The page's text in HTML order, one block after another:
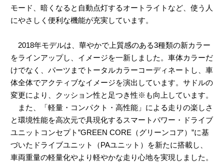
モード、暗くなると自動点灯するオートライトなど、使う人
にやさしく便利な機能が充実しています。
2018年モデルは、華やかで上質感のある3種類の新カラー
をラインアップし、イメージを一新しました。車体カラーだ
けでなく、パーツまでトータルカラーコーディネートし、車
体全体でアクティブなイメージを演出しています。サドルの
変更により、クッション性と足つき性※も向上しています。
また、「軽量・コンパクト・高性能」による走りの楽しさ
と環境性能を高次元で具現化するスマートパワー・ドライブ
ユニットコンセプト”GREEN CORE（グリーンコア）”に基
づいたドライブユニット（PAユニット）を新たに搭載し、
車両重量の軽量化やより軽やかな走り心地を実現しました。